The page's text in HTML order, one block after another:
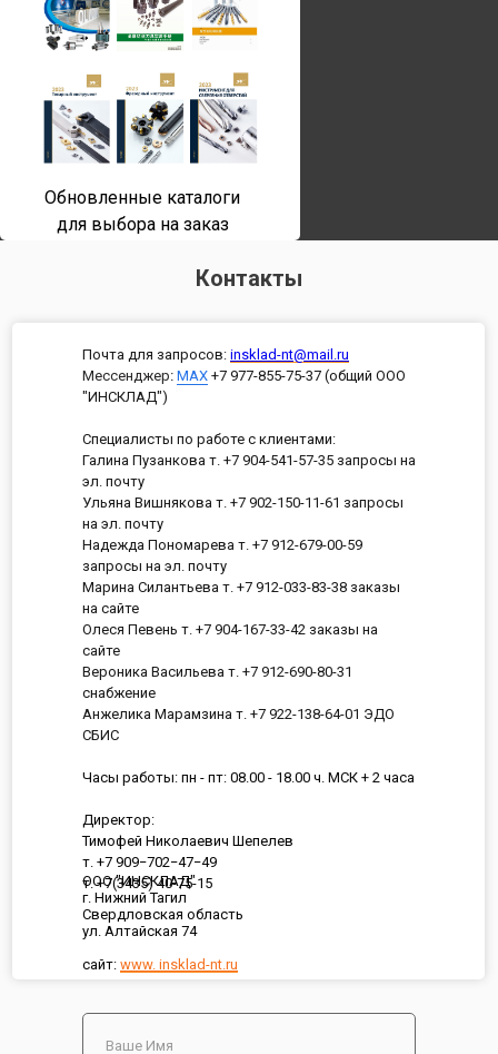
Обновленные каталоги
для выбора на заказ
Контакты
ООО "ИНСКЛАД"
г. Нижний Тагил
Свердловская область
ул. Алтайская 74
сайт: www. insklad-nt.ru
Почта для запросов: insklad-nt@mail.ru
Мессенджер: MAX +7 977-855-75-37 (общий ООО
"ИНСКЛАД")
Специалисты по работе с клиентами:
Галина Пузанкова т. +7 904-541-57-35 запросы на
эл. почту
Ульяна Вишнякова т. +7 902-150-11-61 запросы
на эл. почту
Надежда Пономарева т. +7 912-679-00-59
запросы на эл. почту
Марина Силантьева т. +7 912-033-83-38 заказы
на сайте
Олеся Певень т. +7 904-167-33-42 заказы на
сайте
Вероника Васильева т. +7 912-690-80-31
снабжение
Анжелика Марамзина т. +7 922-138-64-01 ЭДО
СБИС
Часы работы: пн - пт: 08.00 - 18.00 ч. МСК + 2 часа
Директор:
Тимофей Николаевич Шепелев
т. +7 909−702−47−49
т. +7(3435) 40-75-15